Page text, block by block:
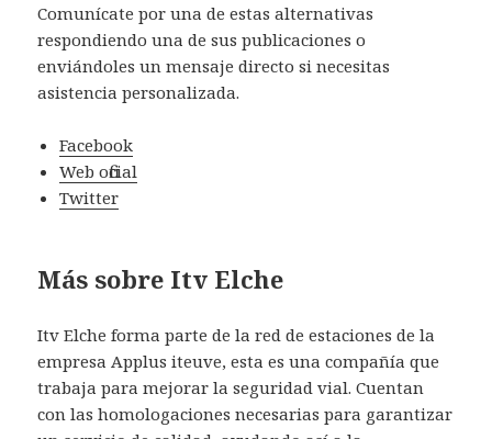
Comunícate por una de estas alternativas
respondiendo una de sus publicaciones o
enviándoles un mensaje directo si necesitas
asistencia personalizada.
Facebook
Web oficial
Twitter
Más sobre Itv Elche
Itv Elche forma parte de la red de estaciones de la
empresa Applus iteuve, esta es una compañía que
trabaja para mejorar la seguridad vial. Cuentan
con las homologaciones necesarias para garantizar